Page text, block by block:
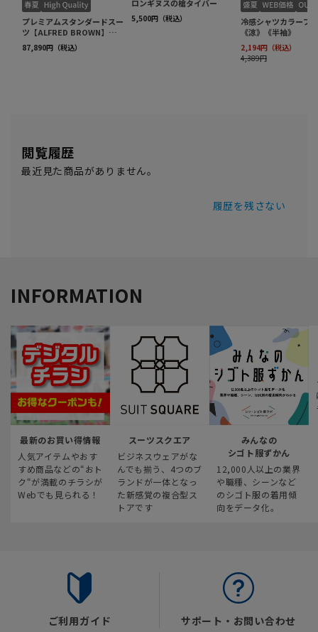
閲覧履歴
最近見た商品がありません。
履歴を残さない
INFORMATION
最新のお買い得情報
人気アイテムやおす
すめ商品などの“おト
ク“が満載のチラシが
Webでも見られる！
スーツスクエア
ビジネスウェアがな
んでも揃う、4つのブ
ランドが一体となっ
た新感覚の複合型ス
トアです
みんなの
シゴト服ずかん
12,000人以上の業界
や職種、シーンなど
のシゴト服の着用傾
向をデータ化。
ご利用ガイド サポート・お問い合わせ